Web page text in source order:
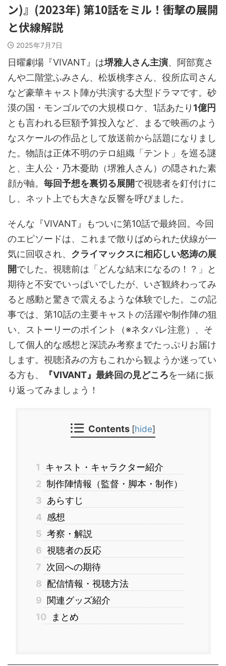
ン)』(2023年) 第10話をミル！衝撃の展開
と伏線解説
2025年7月7日
日曜劇場『VIVANT』は堺雅人さん主演、阿部寛さ
んや二階堂ふみさん、松坂桃李さん、役所広司さん
など豪華キャスト陣が共演する大型ドラマです。砂
漠の国・モンゴルでの大規模ロケ、1話あたり 1億円
とも言われる巨額予算投入など、まるで映画のよう
なスケールの作品として放送前から話題になりまし
た。物語は正体不明のテロ組織「テント」を巡る謎
と、主人公・乃木憂助（堺雅人さん）の隠された素
顔が軸。 毎回予想を裏切る展開で視聴者を釘付けに
し、ネット上でも大きな反響を呼びました。
そんな『VIVANT』もついに第10話で最終回。今回
のエピソードは、これまで散りばめられた伏線が一
気に回収され、 クライマックスに相応しい怒涛の展
開でした。視聴前は「どんな結末になるの！？」と
期待と不安でいっぱいでしたが、いざ観終わってみ
ると感動と驚きで震えるような体験でした。この記
事では、第10話の主要キャストの活躍や制作陣の狙
い、ストーリーのポイント（※ネタバレ注意）、そ
して個人的な感想と深読み考察までたっぷりお届け
します。視聴済みの方もこれから観ようか迷ってい
る方も、
『VIVANT』最終回の見どころを一緒に振
り返ってみましょう！
Contents [hide]
1
キャスト・キャラクター紹介
2 制作陣情報（監督・脚本・制作）
3 あらすじ
4 感想
5 考察・解説
6 視聴者の反応
7 次回への期待
8 配信情報・視聴方法
9 関連グッズ紹介
10
まとめ